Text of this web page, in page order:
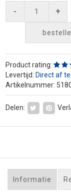
- +
Product rating:
Levertijd: Direct af
Artikelnummer:
Delen:
Informatie